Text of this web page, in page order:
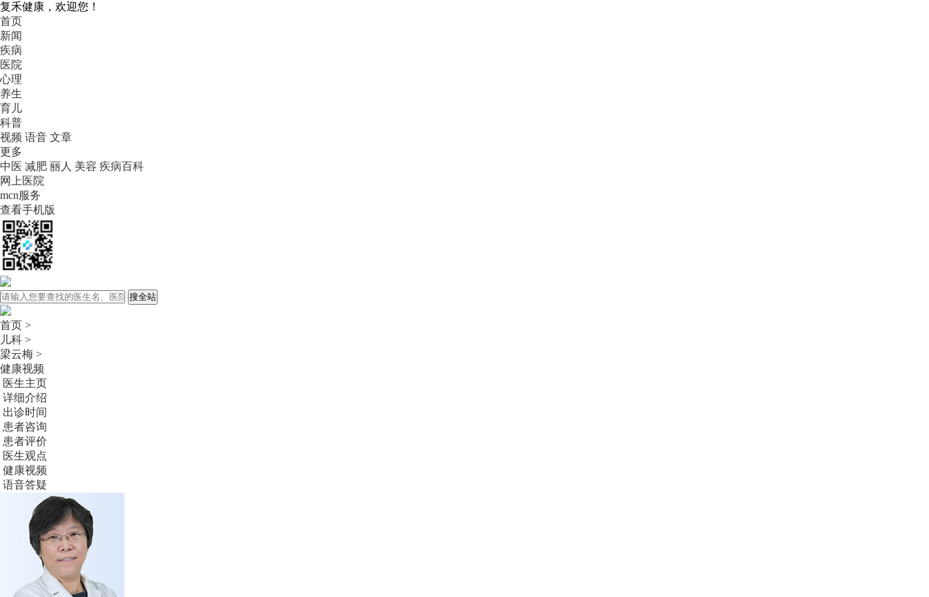
复禾健康，欢迎您！
首页
新闻
疾病
医院
心理
养生
育儿
科普
视频 语音 文章
更多
中医 减肥 丽人 美容 疾病百科
网上医院
mcn服务
查看手机版
搜全站
首页 >
儿科 >
梁云梅 >
健康视频
医生主页
详细介绍
出诊时间
患者咨询
患者评价
医生观点
健康视频
语音答疑